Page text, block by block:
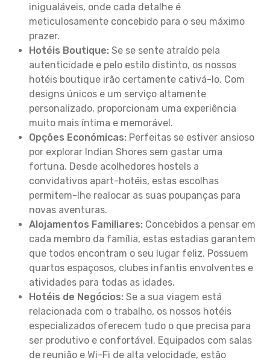
inigualáveis, onde cada detalhe é
meticulosamente concebido para o seu máximo
prazer.
Hotéis Boutique: Se se sente atraído pela
autenticidade e pelo estilo distinto, os nossos
hotéis boutique irão certamente cativá-lo. Com
designs únicos e um serviço altamente
personalizado, proporcionam uma experiência
muito mais íntima e memorável.
Opções Económicas: Perfeitas se estiver ansioso
por explorar Indian Shores sem gastar uma
fortuna. Desde acolhedores hostels a
convidativos apart-hotéis, estas escolhas
permitem-lhe realocar as suas poupanças para
novas aventuras.
Alojamentos Familiares: Concebidos a pensar em
cada membro da família, estas estadias garantem
que todos encontram o seu lugar feliz. Possuem
quartos espaçosos, clubes infantis envolventes e
atividades para todas as idades.
Hotéis de Negócios: Se a sua viagem está
relacionada com o trabalho, os nossos hotéis
especializados oferecem tudo o que precisa para
ser produtivo e confortável. Equipados com salas
de reunião e Wi-Fi de alta velocidade, estão